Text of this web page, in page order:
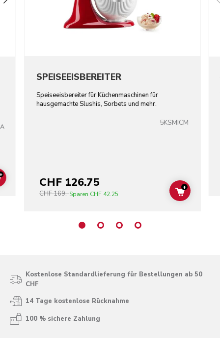
ADD TO CART
SPEISEEISBEREITER
Speiseeisbereiter für Küchenmaschinen für
hausgemachte Slushis, Sorbets und mehr.
5KSMICM
CHF 126.75
CHF 169.-Sparen CHF 42.25 ADD TO
+
Kostenlose Standardlieferung für Bestellungen ab 50
CHF
14 Tage kostenlose Rücknahme
100 % sichere Zahlung